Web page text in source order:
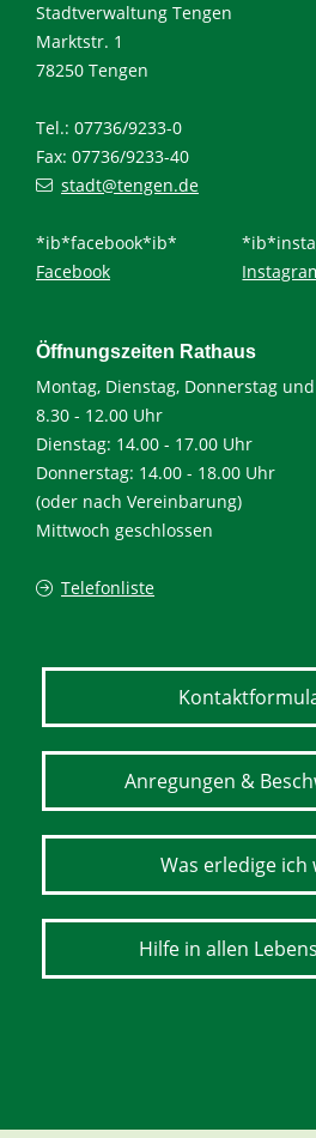
Stadtverwaltung Tengen
Marktstr. 1
78250 Tengen
Tel.: 07736/9233-0
Fax: 07736/9233-40
stadt@tengen.de
*ib*facebook*ib*
Facebook
Öffnungszeiten Rathaus
Montag, Dienstag, Donnerstag
8.30 - 12.00 Uhr
Dienstag: 14.00 - 17.00 Uhr
Donnerstag: 14.00 - 18.00 Uhr
(oder nach Vereinbarung)
Mittwoch geschlossen
Telefonliste
Anregungen &
Was erledige ich
Hilfe in allen